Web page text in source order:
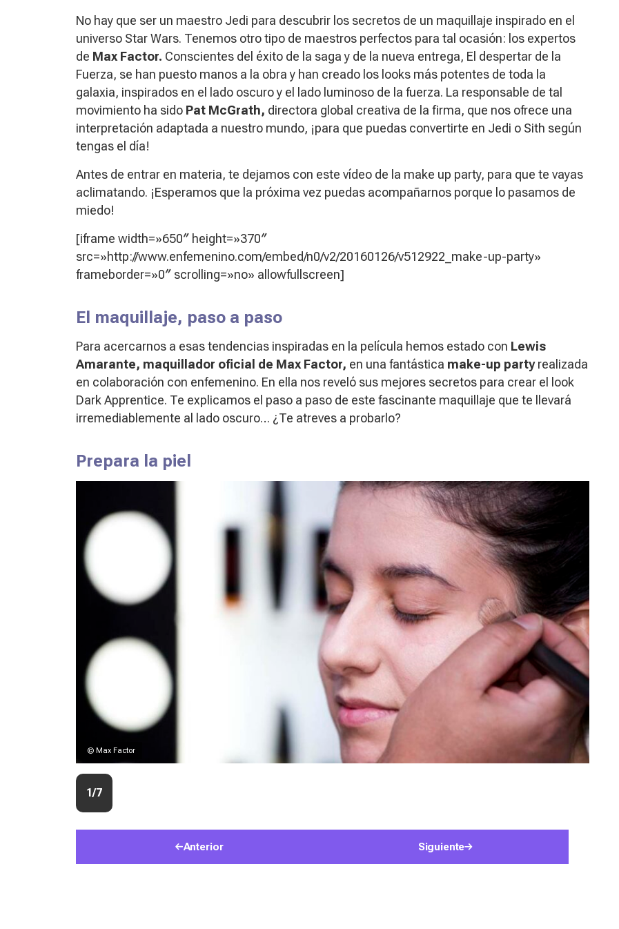
No hay que ser un maestro Jedi para descubrir los secretos de un maquillaje inspirado en el
universo Star Wars. Tenemos otro tipo de maestros perfectos para tal ocasión: los expertos
de Max Factor. Conscientes del éxito de la saga y de la nueva entrega, El despertar de la
Fuerza, se han puesto manos a la obra y han creado los looks más potentes de toda la
galaxia, inspirados en el lado oscuro y el lado luminoso de la fuerza. La responsable de tal
movimiento ha sido Pat McGrath, directora global creativa de la firma, que nos ofrece una
interpretación adaptada a nuestro mundo, ¡para que puedas convertirte en Jedi o Sith según
tengas el día!
Antes de entrar en materia, te dejamos con este vídeo de la make up party, para que te vayas
aclimatando. ¡Esperamos que la próxima vez puedas acompañarnos porque lo pasamos de
miedo!
[iframe width=»650″ height=»370″
src=»http://www.enfemenino.com/embed/n0/v2/20160126/v512922_make-up-party»
frameborder=»0″ scrolling=»no» allowfullscreen]
El maquillaje, paso a paso
Para acercarnos a esas tendencias inspiradas en la película hemos estado con Lewis
Amarante, maquillador oficial de Max Factor, en una fantástica make-up partyrealizada
en colaboración con enfemenino. En ella nos reveló sus mejores secretos para crear el look
Dark Apprentice. Te explicamos el paso a paso de este fascinante maquillaje que te llevará
irremediablemente al lado oscuro… ¿Te atreves a probarlo?
Prepara la piel
© Max Factor
1/7
Anterior Siguiente